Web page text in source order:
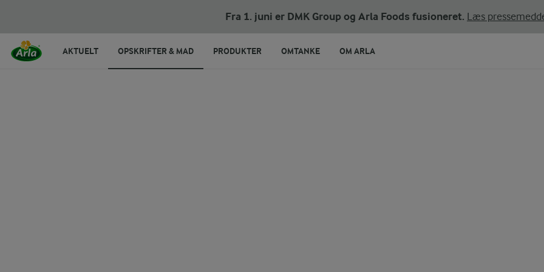
Fra 1. juni er DMK Group og Arla Foods fusioneret. Læs
AKTUELT OPSKRIFTER & MAD PRODUKTER OMTANKE OM ARLA